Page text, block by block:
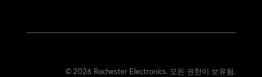
© 2026 Rochester Electronics. 모든 권한이 보유됨.